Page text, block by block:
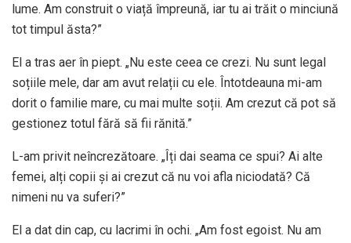
lume. Am construit o viață împreună, iar tu ai trăit o minciună
tot timpul ăsta?”
El a tras aer în piept. „Nu este ceea ce crezi. Nu sunt legal
soțiile mele, dar am avut relații cu ele. Întotdeauna mi-am
dorit o familie mare, cu mai multe soții. Am crezut că pot să
gestionez totul fără să fii rănită.”
L-am privit neîncrezătoare. „Îți dai seama ce spui? Ai alte
femei, alți copii și ai crezut că nu voi afla niciodată? Că
nimeni nu va suferi?”
El a dat din cap, cu lacrimi în ochi. „Am fost egoist. Nu am